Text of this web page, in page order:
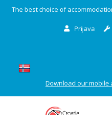
The best choice of
Prijava
Download our mobile